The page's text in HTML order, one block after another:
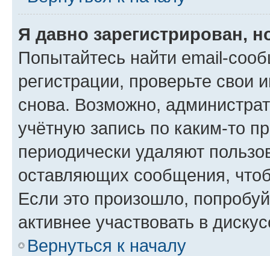
Я давно зарегистрирован,
Попытайтесь найти email-
регистрации, проверьте свои
снова. Возможно,
учётную запись по каким-то
периодически удаляют
оставляющих сообщения,
Если это произошло,
активнее участвовать в
Вернуться к началу